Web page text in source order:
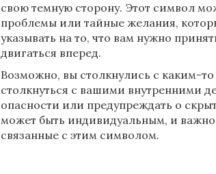
свою темную сторону. Этот символ
проблемы или тайные желания,
указывать на то, что вам нужно
двигаться вперед.
Возможно, вы столкнулись с каким-
столкнуться с вашими внутренними
опасности или предупреждать о
может быть индивидуальным, и
связанные с этим символом.